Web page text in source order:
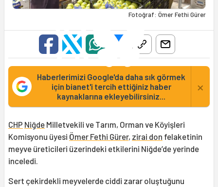
Fotoğraf: Ömer Fethi Gürer
Haberlerimizi Google'da daha sık görmek
için bianet'i tercih ettiğiniz haber
kaynaklarına ekleyebilirsiniz...
×
CHP Niğde Milletvekili ve Tarım, Orman ve Köyişleri
Komisyonu üyesi Ömer Fethi Gürer, zirai don felaketinin
meyve üreticileri üzerindeki etkilerini Niğde’de yerinde
inceledi.
Sert çekirdekli meyvelerde ciddi zarar oluştuğunu